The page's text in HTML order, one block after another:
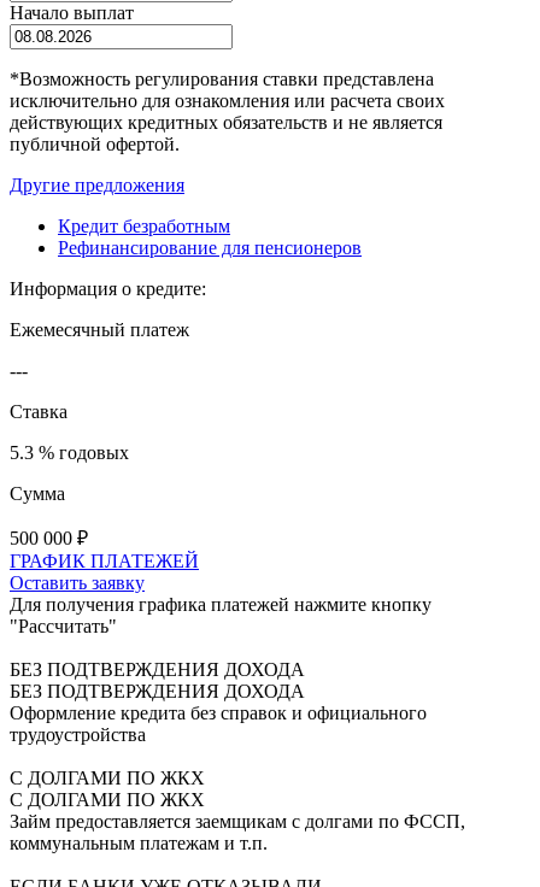
Начало выплат
*Возможность регулирования ставки представлена
исключительно для ознакомления или расчета своих
действующих кредитных обязательств и не является
публичной офертой.
Другие предложения
Кредит безработным
Рефинансирование для пенсионеров
Информация о кредите:
Ежемесячный платеж
---
Ставка
5.3 % годовых
Сумма
500 000 ₽
ГРАФИК ПЛАТЕЖЕЙ
Оставить заявку
Для получения графика платежей нажмите кнопку
"Рассчитать"
БЕЗ ПОДТВЕРЖДЕНИЯ ДОХОДА
БЕЗ ПОДТВЕРЖДЕНИЯ ДОХОДА
Оформление кредита без справок и официального
трудоустройства
С ДОЛГАМИ ПО ЖКХ
С ДОЛГАМИ ПО ЖКХ
Займ предоставляется заемщикам с долгами по ФССП,
коммунальным платежам и т.п.